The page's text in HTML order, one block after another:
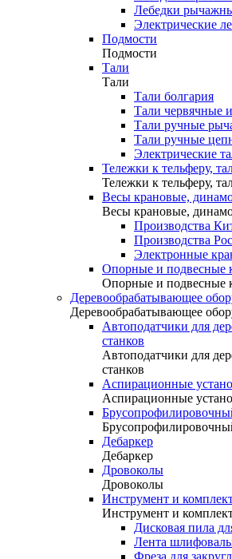
Лебедки
Электрические
Подмости
Подмости
Тали
Тали
Тали болгария
Тали червячные
Тали ручные
Тали ручные
Электрические
Тележки к тельферу,
Тележки к тельферу,
Весы крановые,
Весы крановые,
Производства
Производства
Электронные
Опорные и подвесные
Опорные и подвесные
Деревообрабатывающее
Деревообрабатывающее
Автоподатчики для
станков
Автоподатчики для
станков
Аспирационные
Аспирационные
Дебаркер
Дебаркер
Дровоколы
Дровоколы
Инструмент и
Инструмент и
Дисковая пила
Лента
Фреза для